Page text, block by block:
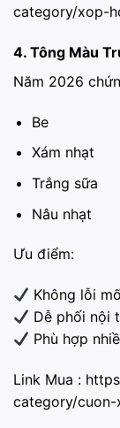
category/xop-
4. Tông Màu
Năm 2026
Be
Xám nhạt
Trắng sữa
Nâu nhạt
Ưu điểm:
Không lỗi
Dễ phối nội
Phù hợp
Link Mua :
category/